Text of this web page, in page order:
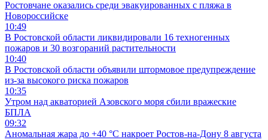
Ростовчане оказались среди эвакуированных с пляжа в
Новороссийске
10:49
В Ростовской области ликвидировали 16 техногенных
пожаров и 30 возгораний растительности
10:40
В Ростовской области объявили штормовое предупреждение
из-за высокого риска пожаров
10:35
Утром над акваторией Азовского моря сбили вражеские
БПЛА
09:32
Аномальная жара до +40 °C накроет Ростов-на-Дону 8 августа